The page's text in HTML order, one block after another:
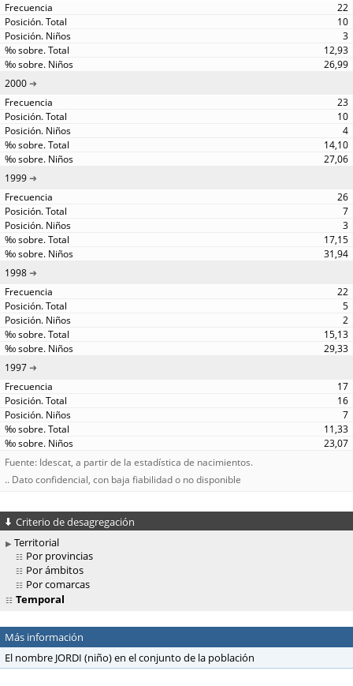
22
10
3
12,93
26,99
2000
23
10
4
14,10
27,06
1999
26
7
3
17,15
31,94
1998
22
5
2
15,13
29,33
1997
17
16
7
11,33
23,07
Fuente: Idescat, a partir de la estadística de nacimientos.
.. Dato confidencial, con baja fiabilidad o no disponible
Criterio de desagregación
Territorial
Por provincias
Por ámbitos
Por comarcas
Temporal
Más información
El nombre JORDI (niño) en el conjunto de la población